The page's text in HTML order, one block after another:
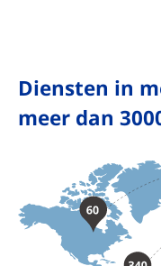
Diensten in
meer dan